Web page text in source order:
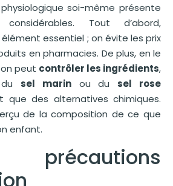
soi-même présente
Tout d’abord,
essentiel ; on évite les prix
en pharmacies. De plus, en le
peut contrôler les ingrédients,
dusel marinou dusel rose
que des alternatives chimiques.
de la composition de ce que
enfant.